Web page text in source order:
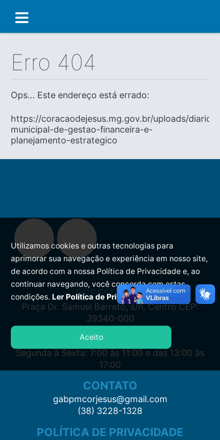
Erro 404
Ops... Este endereço está errado:
https://coracaodejesus.mg.gov.br/uploads/
municipal-de-gestao-financeira-e-
planejamento-estrategico
PREFEITURA
Praça Dr. Samuel Barreto, s/n, Centro CEP:
39340-000
ATENDIMENTO
Segunda à Sexta: 7:00 às 11:00 e das 13:00 às
17:00
CONTATO
gabpmcorjesus@gmail.com
(38) 3228-1328
POLÍTICA DE PRIVACIDADE
Utilizamos cookies e outras tecnologias para
aprimorar sua navegação e experiência em nosso site,
de acordo com a nossa Política de Privacidade e, ao
continuar navegando, você concorda com estas
condições. Ler Política de Privacidade.
Aceito